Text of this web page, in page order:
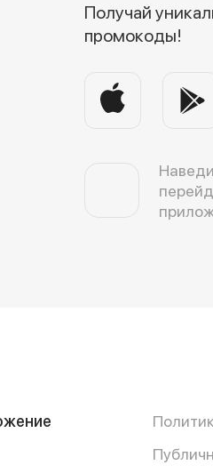
Получай
промокоды!